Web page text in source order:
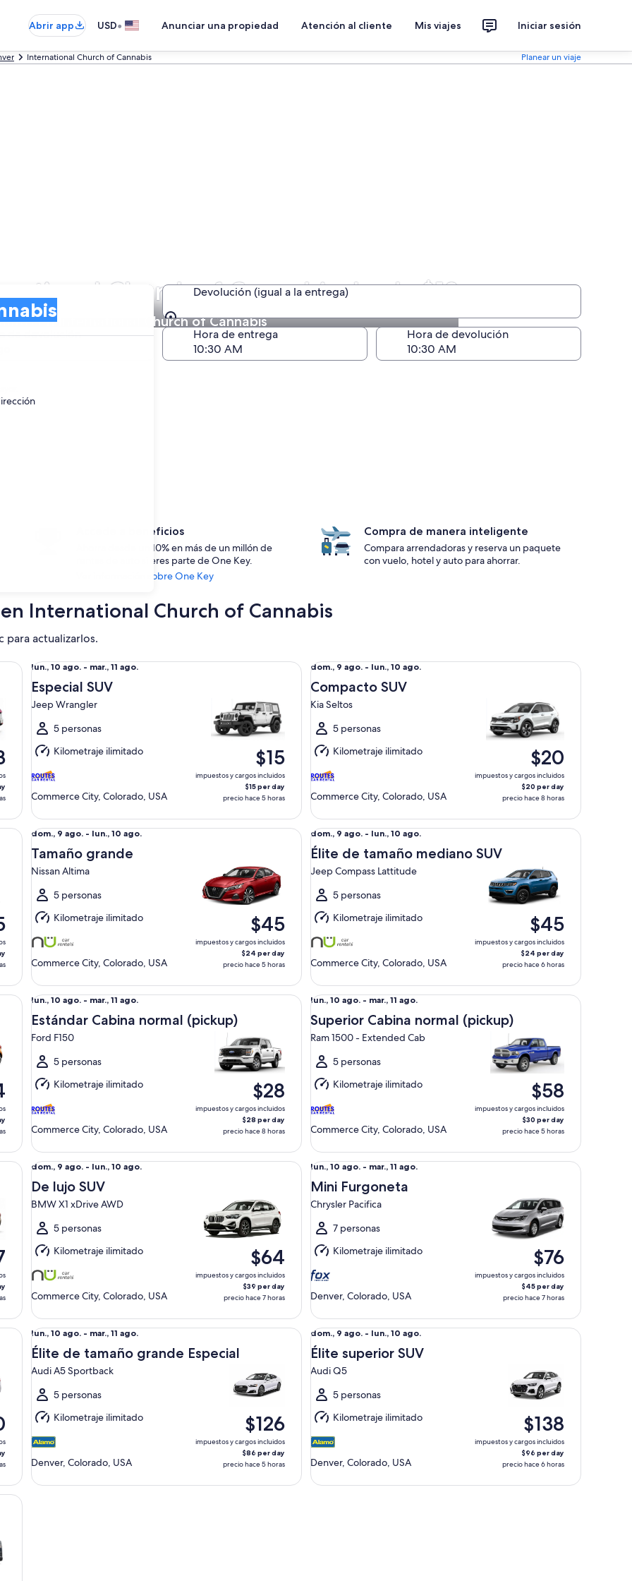
Abrir app USD• Anunciar una propiedad Atención al cliente Mis viajes Iniciar sesión
International Church of Cannabis Planear un viaje
Church of Cannabis desde $13
en International Church of Cannabis
Devolución (igual a la entrega)
Devolución (igual a la entrega)
de devolución
Hora de entrega Hora de devolución
Accede a beneficios
Ahorra desde un 10% en más de un millón de
rentas de auto si eres parte de One Key.
Ver información sobre One Key
Compra de manera inteligente
Compara arrendadoras y reserva un paquete
con vuelo, hotel y auto para ahorrar.
International Church of Cannabis
para actualizarlos.
Del
lun.,
10
ago.
al
mar.,
11
ago.
lun., 10 ago. - mar., 11 ago.
Especial SUV
Jeep Wrangler
5 personas
Kilometraje ilimitado
Commerce City, Colorado, USA
$15
impuestos y cargos incluidos
$15 per day
precio hace 5 horas
Especial SUV Jeep Wrangler
Del
dom.,
9
ago.
al
lun.,
10
ago.
dom., 9 ago. - lun., 10 ago.
Compacto SUV
Kia Seltos
5 personas
Kilometraje ilimitado
Commerce City, Colorado, USA
$20
impuestos y cargos incluidos
$20 per day
precio hace 8 horas
Compacto SUV Kia Seltos
Del
dom.,
9
ago.
al
lun.,
10
ago.
dom., 9 ago. - lun., 10 ago.
Tamaño grande
Nissan Altima
5 personas
Kilometraje ilimitado
Commerce City, Colorado, USA
$45
impuestos y cargos incluidos
$24 per day
precio hace 5 horas
Tamaño grande Nissan Altima
Del
dom.,
9
ago.
al
lun.,
10
ago.
dom., 9 ago. - lun., 10 ago.
Élite de tamaño mediano SUV
Jeep Compass Lattitude
5 personas
Kilometraje ilimitado
Commerce City, Colorado, USA
$45
impuestos y cargos incluidos
$24 per day
precio hace 6 horas
Élite de tamaño mediano SUV Jeep Compass Lattitude
Del
lun.,
10
ago.
al
mar.,
11
ago.
lun., 10 ago. - mar., 11 ago.
Estándar Cabina normal (pickup)
Ford F150
5 personas
Kilometraje ilimitado
Commerce City, Colorado, USA
$28
impuestos y cargos incluidos
$28 per day
precio hace 8 horas
Estándar Cabina normal (pickup) Ford F150
Del
lun.,
10
ago.
al
mar.,
11
ago.
lun., 10 ago. - mar., 11 ago.
Superior Cabina normal (pickup)
Ram 1500 - Extended Cab
5 personas
Kilometraje ilimitado
Commerce City, Colorado, USA
$58
impuestos y cargos incluidos
$30 per day
precio hace 5 horas
Superior Cabina normal (pickup) Ram 1500 - Extended Cab
Del
dom.,
9
ago.
al
lun.,
10
ago.
dom., 9 ago. - lun., 10 ago.
De lujo SUV
BMW X1 xDrive AWD
5 personas
Kilometraje ilimitado
Commerce City, Colorado, USA
$64
impuestos y cargos incluidos
$39 per day
precio hace 7 horas
De lujo SUV BMW X1 xDrive AWD
Del
lun.,
10
ago.
al
mar.,
11
ago.
lun., 10 ago. - mar., 11 ago.
Mini Furgoneta
Chrysler Pacifica
7 personas
Kilometraje ilimitado
Denver, Colorado, USA
$76
impuestos y cargos incluidos
$45 per day
precio hace 7 horas
Mini Furgoneta Chrysler Pacifica
Del
lun.,
10
ago.
al
mar.,
11
ago.
lun., 10 ago. - mar., 11 ago.
Élite de tamaño grande Especial
Audi A5 Sportback
5 personas
Kilometraje ilimitado
Denver, Colorado, USA
$126
impuestos y cargos incluidos
$86 per day
precio hace 5 horas
Élite de tamaño grande Especial Audi A5 Sportback
Del
dom.,
9
ago.
al
lun.,
10
ago.
dom., 9 ago. - lun., 10 ago.
Élite superior SUV
Audi Q5
5 personas
Kilometraje ilimitado
Denver, Colorado, USA
$138
impuestos y cargos incluidos
$96 per day
precio hace 6 horas
Élite superior SUV Audi Q5